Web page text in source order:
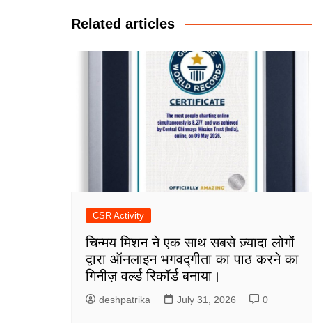
Related articles
CSR Activity
चिन्मय मिशन ने एक साथ सबसे ज़्यादा लोगों
द्वारा ऑनलाइन भगवद्गीता का पाठ करने का
गिनीज़ वर्ल्ड रिकॉर्ड बनाया।
deshpatrika July 31, 2026 0